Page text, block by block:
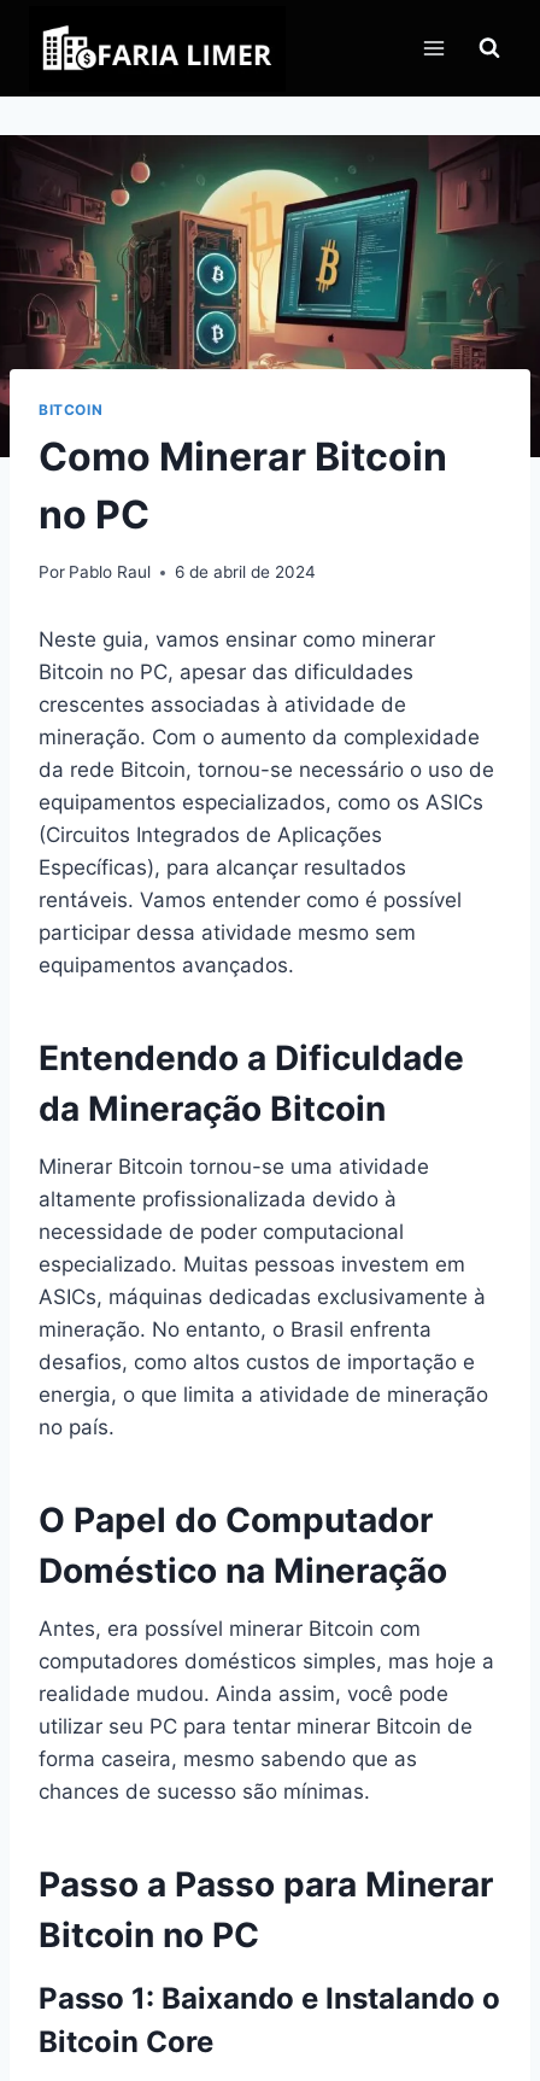
BITCOIN
Como Minerar Bitcoin
no PC
Por Pablo Raul 6 de abril de 2024
Neste guia, vamos ensinar como minerar
Bitcoin no PC, apesar das dificuldades
crescentes associadas à atividade de
mineração. Com o aumento da complexidade
da rede Bitcoin, tornou-se necessário o uso de
equipamentos especializados, como os ASICs
(Circuitos Integrados de Aplicações
Específicas), para alcançar resultados
rentáveis. Vamos entender como é possível
participar dessa atividade mesmo sem
equipamentos avançados.
Entendendo a Dificuldade
da Mineração Bitcoin
Minerar Bitcoin tornou-se uma atividade
altamente profissionalizada devido à
necessidade de poder computacional
especializado. Muitas pessoas investem em
ASICs, máquinas dedicadas exclusivamente à
mineração. No entanto, o Brasil enfrenta
desafios, como altos custos de importação e
energia, o que limita a atividade de mineração
no país.
O Papel do Computador
Doméstico na Mineração
Antes, era possível minerar Bitcoin com
computadores domésticos simples, mas hoje a
realidade mudou. Ainda assim, você pode
utilizar seu PC para tentar minerar Bitcoin de
forma caseira, mesmo sabendo que as
chances de sucesso são mínimas.
Passo a Passo para Minerar
Bitcoin no PC
Passo 1: Baixando e Instalando o
Bitcoin Core